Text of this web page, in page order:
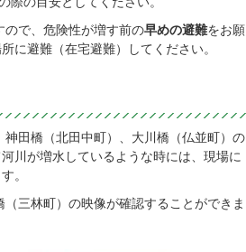
ので、危険性が増す前の早めの避難をお願
に避難（在宅避難）してください。
田橋（北田中町）、大川橋（仏並町）の
川が増水しているような時には、現場に
。
三林町）の映像が確認することができま